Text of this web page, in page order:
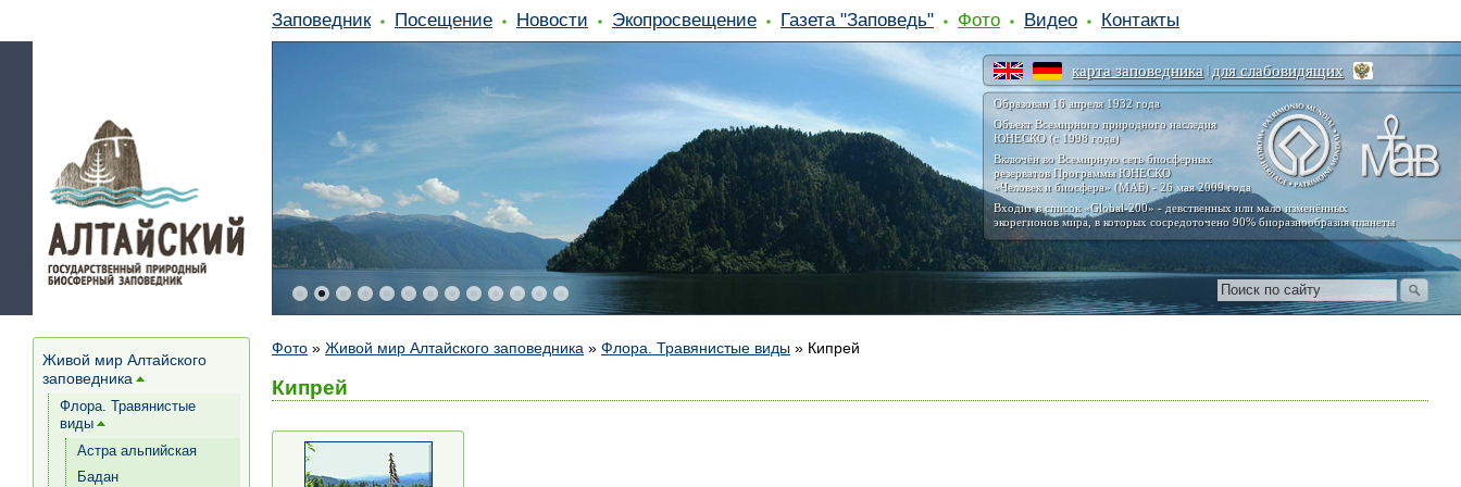
карта заповедника | для слабовидящих
Образован 16 апреля 1932 года
Объект Всемирного природного наследия
ЮНЕСКО (с 1998 года)
Включён во Всемирную сеть биосферных
резерватов Программы ЮНЕСКО
«Человек и биосфера» (МАБ) - 26 мая 2009 года
Входит в список «Global-200» - девственных или мало изменённых
экорегионов мира, в которых сосредоточено 90% биоразнообразия планеты
Заповедник Посещение Новости Экопросвещение Газета "Заповедь" Фото Видео Контакты
Фото » Живой мир Алтайского заповедника » Флора. Травянистые виды » Кипрей
Кипрей
Живой мир Алтайского
заповедника [+]
Флора. Травянистые
виды [+]
Астра альпийская
Бадан